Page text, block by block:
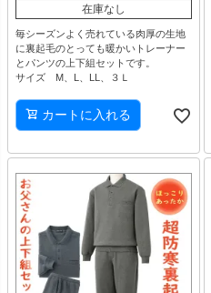
在庫なし
毎シーズンよく売れている肉厚の生地
に裏起毛のとっても暖かいトレーナー
とパンツの上下組セットです。
サイズ M、L、LL、３Ｌ
カートに入れる